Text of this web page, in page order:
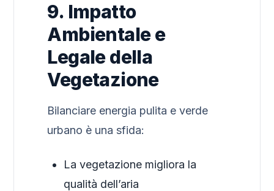
9. Impatto
Ambientale e
Legale della
Vegetazione
Bilanciare energia pulita e verde
urbano è una sfida:
La vegetazione migliora la
qualità dell’aria